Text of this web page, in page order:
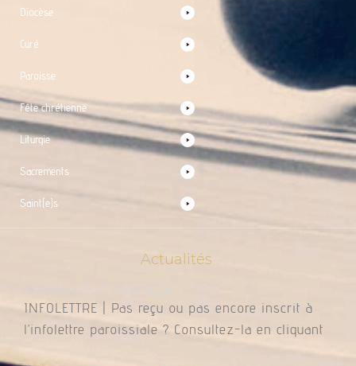
Diocèse
Curé
Paroisse
Fête chrétienne
Liturgie
Sacrements
Saint(e)s
Actualités
INFOLETTRE | Pas reçu ou pas encore inscrit à
l’infolettre paroissiale ? Consultez-la en cliquant